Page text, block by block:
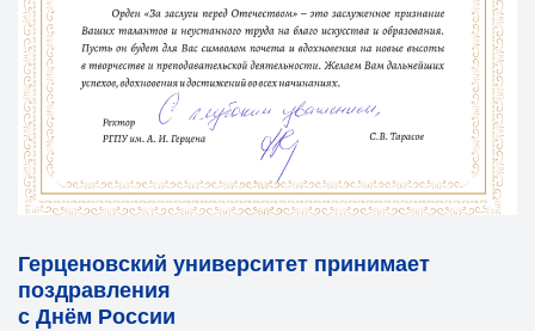
Герценовский университет принимает
поздравления
с Днём России